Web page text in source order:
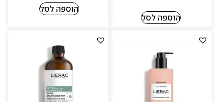
הוספה לסל
הוספה לסל